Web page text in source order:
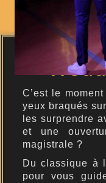
C’est le
yeux braqués
les surprendre
et une
magistrale ?
Du classique à
pour vous